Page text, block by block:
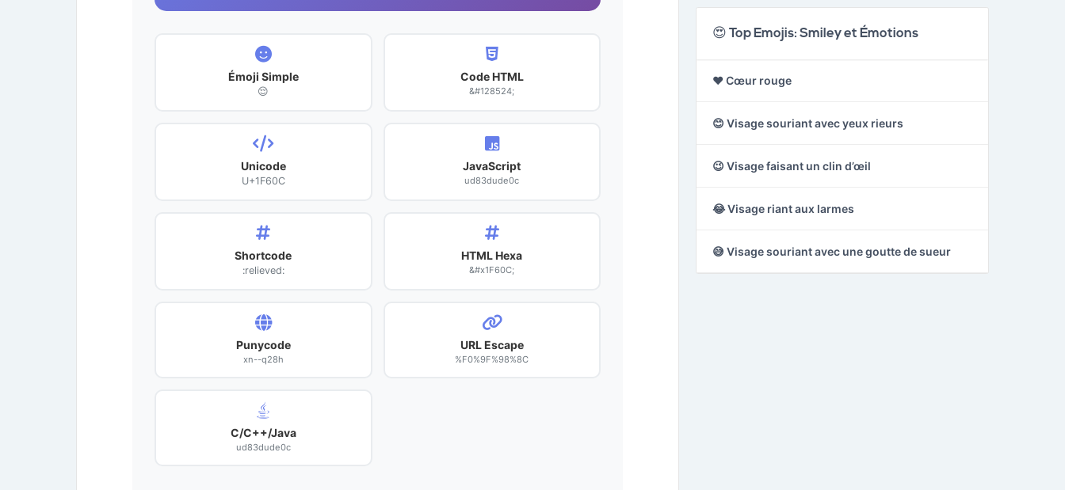
Émoji Simple
😌
Code HTML
&#128524;
Unicode
U+1F60C
JavaScript
ud83dude0c
Shortcode
:relieved:
HTML Hexa
&#x1F60C;
Punycode
xn--q28h
URL Escape
%F0%9F%98%8C
C/C++/Java
ud83dude0c
😍 Top Emojis: Smiley et Émotions
❤️ Cœur rouge
😊 Visage souriant avec yeux rieurs
😉 Visage faisant un clin d’œil
😂 Visage riant aux larmes
😅 Visage souriant avec une goutte de sueur